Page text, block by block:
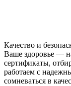
Качество и
Ваше здоровье —
сертификаты,
работаем с
сомневаться в